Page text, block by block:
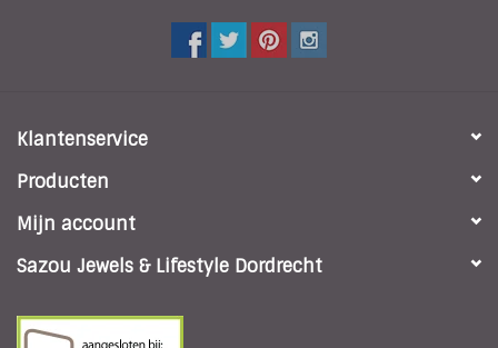
Klantenservice
Producten
Mijn account
Sazou Jewels & Lifestyle Dordrecht